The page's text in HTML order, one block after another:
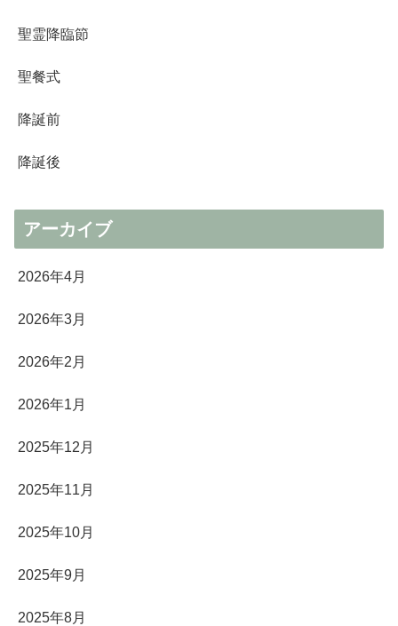
聖霊降臨節
聖餐式
降誕前
降誕後
アーカイブ
2026年4月
2026年3月
2026年2月
2026年1月
2025年12月
2025年11月
2025年10月
2025年9月
2025年8月